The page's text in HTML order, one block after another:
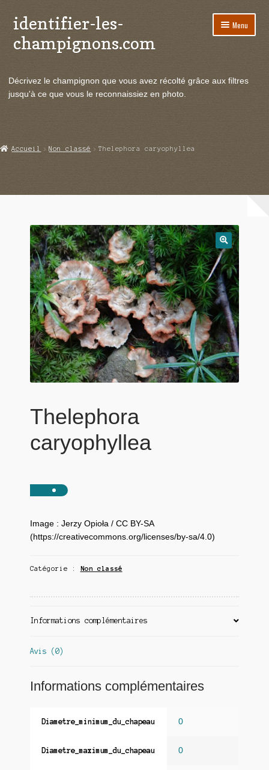
Aller
à
la
Aller
au
contenu
identifier-les-
champignons.com
Menu
le
Actualités
Echanges et contacts
Décrivez le champignon que vous avez récolté grâce aux filtres
jusqu'à ce que vous le reconnaissiez en photo.
Accueil Non classé Thelephora caryophyllea
Thelephora
caryophyllea
Image : Jerzy Opioła / CC BY-SA
(https://creativecommons.org/licenses/by-sa/4.0)
Catégorie : Non classé
Informations complémentaires
Avis (0)
Informations complémentaires
Diametre_minimum_du_chapeau 0
Diametre_maximum_du_chapeau 0